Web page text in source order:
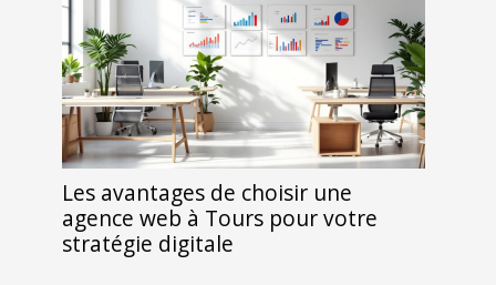
Les avantages de choisir une
agence web à Tours pour votre
stratégie digitale